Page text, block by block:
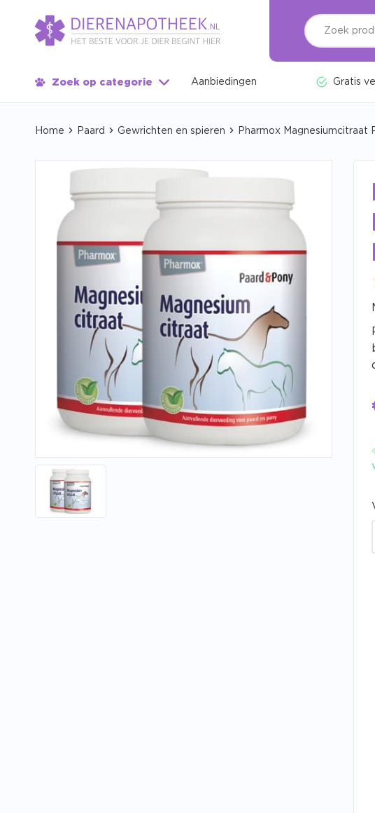
Zoek op categorie Aanbiedingen Gratis
Home Paard Gewrichten en spieren Pharmox Magnesiumcitraat